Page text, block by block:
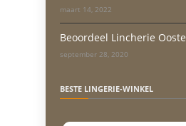
maart 14, 2022
Beoordeel Lincherie
september 28, 2020
BESTE LINGERIE-WINKEL